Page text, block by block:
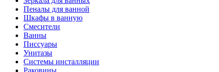
Пеналы для ванной
Шкафы в ванную
Смесители
Ванны
Писсуары
Унитазы
Системы инсталляции